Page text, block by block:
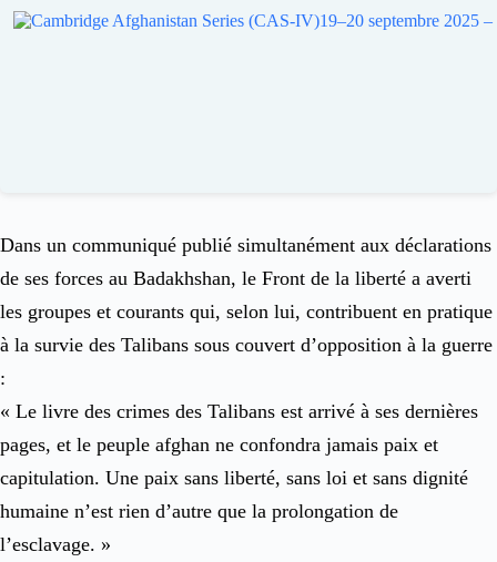
Dans un communiqué publié simultanément aux déclarations
de ses forces au Badakhshan, le Front de la liberté a averti
les groupes et courants qui, selon lui, contribuent en pratique
à la survie des Talibans sous couvert d’opposition à la guerre
:
« Le livre des crimes des Talibans est arrivé à ses dernières
pages, et le peuple afghan ne confondra jamais paix et
capitulation. Une paix sans liberté, sans loi et sans dignité
humaine n’est rien d’autre que la prolongation de
l’esclavage. »